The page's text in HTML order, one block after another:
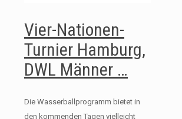
Vier-Nationen-
Turnier Hamburg,
DWL Männer …
Die Wasserballprogramm bietet in
den kommenden Tagen vielleicht